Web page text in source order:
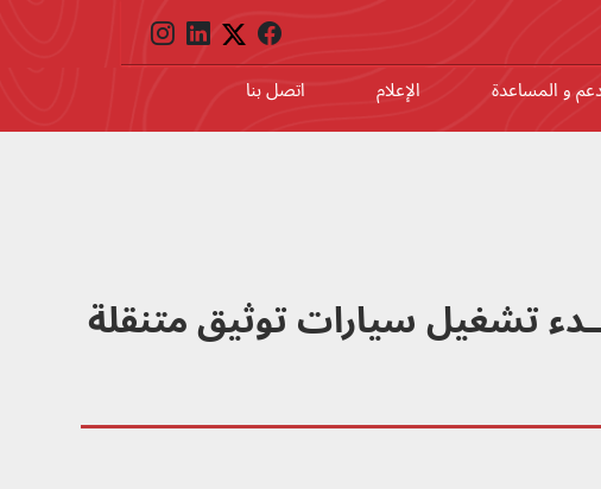
و المساعدة الإعلام اتصل بنا
تشغيل سيارات توثيق متنقلة